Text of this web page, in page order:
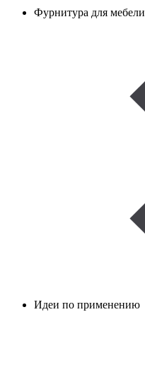
Фурнитура для мебели
Идеи по применению